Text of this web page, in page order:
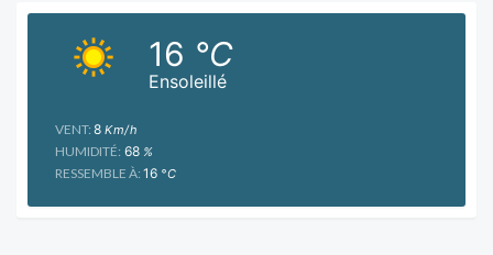
Ensoleillé
16 °C
VENT: 8 Km/h
HUMIDITÉ: 68 %
RESSEMBLE À: 16 °C